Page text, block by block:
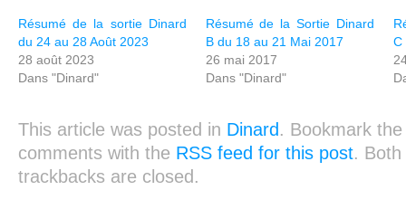
Résumé de la sortie Dinard
du 24 au 28 Août 2023
28 août 2023
Dans "Dinard"
Résumé de la Sortie Dinard
B du 18 au 21 Mai 2017
26 mai 2017
Dans "Dinard"
C
This article was posted in Dinard . Bookmark
comments with the RSS feed for this post. Both
trackbacks are closed.